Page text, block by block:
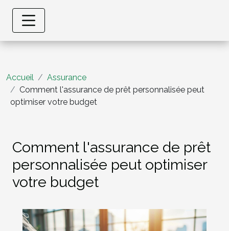
Accueil
Assurance
Comment l'assurance de prêt personnalisée peut
optimiser votre budget
Comment l'assurance de prêt
personnalisée peut optimiser
votre budget